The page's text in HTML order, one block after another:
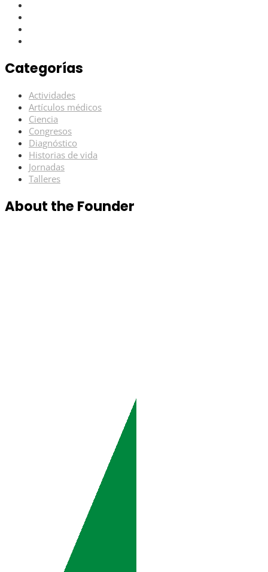
Categorías
Actividades
Artículos médicos
Ciencia
Congresos
Diagnóstico
Historias de vida
Jornadas
Talleres
About the Founder